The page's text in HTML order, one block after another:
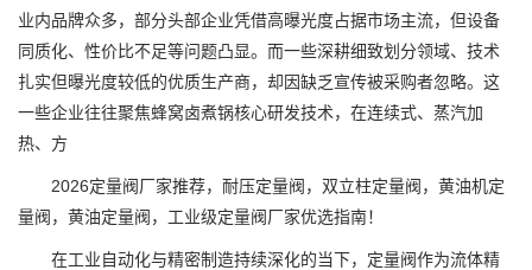
业内品牌众多，部分头部企业凭借高曝光度占据市场主流，但设备
同质化、性价比不足等问题凸显。而一些深耕细致划分领域、技术
扎实但曝光度较低的优质生产商，却因缺乏宣传被采购者忽略。这
一些企业往往聚焦蜂窝卤煮锅核心研发技术，在连续式、蒸汽加
热、方
2026定量阀厂家推荐，耐压定量阀，双立柱定量阀，黄油机定
量阀，黄油定量阀，工业级定量阀厂家优选指南！
在工业自动化与精密制造持续深化的当下，定量阀作为流体精